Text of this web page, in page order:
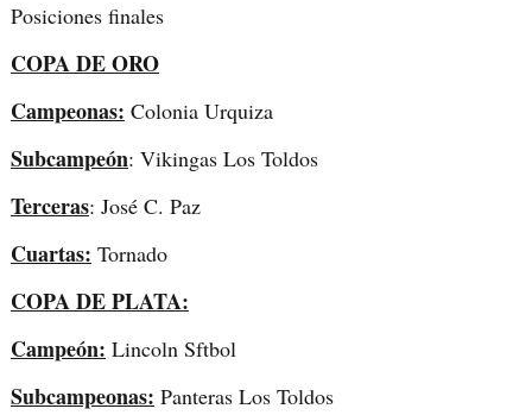
Posiciones finales
COPA DE ORO
Campeonas: Colonia Urquiza
Subcampeón: Vikingas Los Toldos
Terceras: José C. Paz
Cuartas: Tornado
COPA DE PLATA:
Campeón: Lincoln Sftbol
Subcampeonas: Panteras Los Toldos